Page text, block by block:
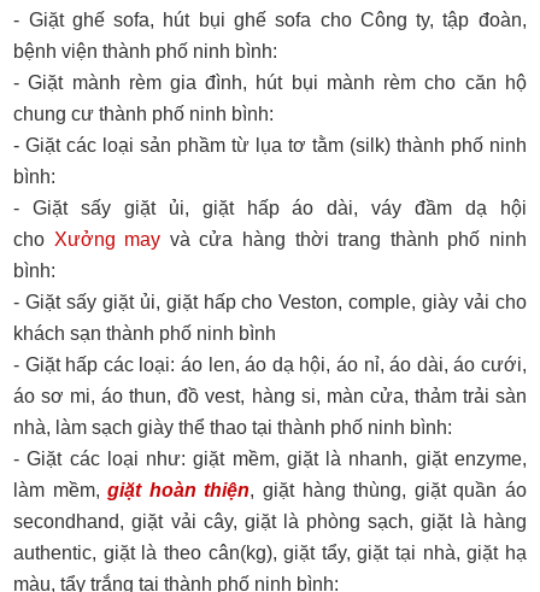
- Giặt ghế sofa, hút bụi ghế sofa cho Công ty, tập đoàn,
bệnh viện thành phố ninh bình:
- Giặt mành rèm gia đình, hút bụi mành rèm cho căn hộ
chung cư thành phố ninh bình:
- Giặt các loại sản phầm từ lụa tơ tằm (silk) thành phố ninh
bình:
- Giặt sấy giặt ủi, giặt hấp áo dài, váy đầm dạ hội
cho Xưởng may và cửa hàng thời trang thành phố ninh
bình:
- Giặt sấy giặt ủi, giặt hấp cho Veston, comple, giày vải cho
khách sạn thành phố ninh bình
- Giặt hấp các loại: áo len, áo dạ hội, áo nỉ, áo dài, áo cưới,
áo sơ mi, áo thun, đồ vest, hàng si, màn cửa, thảm trải sàn
nhà, làm sạch giày thể thao tại thành phố ninh bình:
- Giặt các loại như: giặt mềm, giặt là nhanh, giặt enzyme,
làm mềm,giặt hoàn thiện, giặt hàng thùng, giặt quần áo
secondhand, giặt vải cây, giặt là phòng sạch, giặt là hàng
authentic, giặt là theo cân(kg), giặt tẩy, giặt tại nhà, giặt hạ
màu, tẩy trắng tại thành phố ninh bình: